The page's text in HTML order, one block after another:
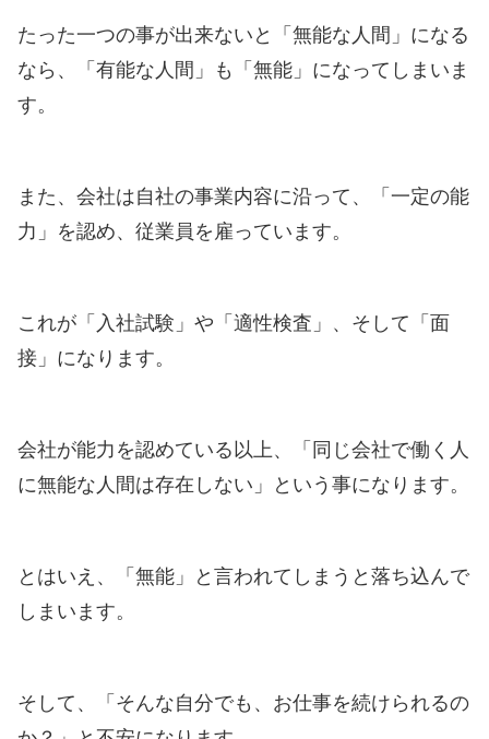
たった一つの事が出来ないと「無能な人間」になる
なら、「有能な人間」も「無能」になってしまいま
す。
また、会社は自社の事業内容に沿って、「一定の能
力」を認め、従業員を雇っています。
これが「入社試験」や「適性検査」、そして「面
接」になります。
会社が能力を認めている以上、「同じ会社で働く人
に無能な人間は存在しない」という事になります。
とはいえ、「無能」と言われてしまうと落ち込んで
しまいます。
そして、「そんな自分でも、お仕事を続けられるの